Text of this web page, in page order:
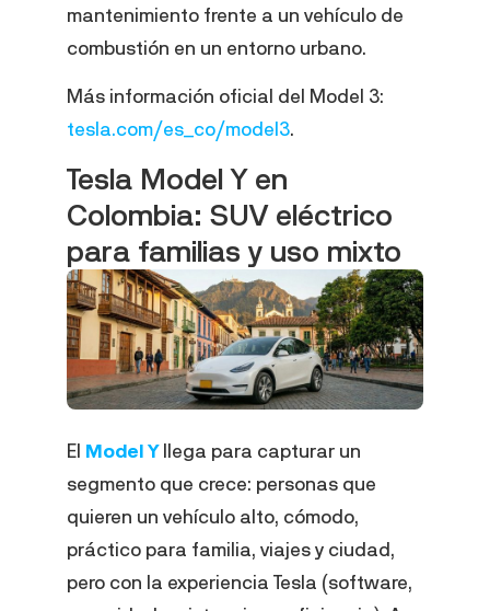
mantenimiento frente a un vehículo de
combustión en un entorno urbano.
Más información oficial del Model 3:
tesla.com/es_co/model3.
Tesla Model Y en
Colombia: SUV eléctrico
para familias y uso mixto
El Model Yllega para capturar un
segmento que crece: personas que
quieren un vehículo alto, cómodo,
práctico para familia, viajes y ciudad,
pero con la experiencia Tesla (software,